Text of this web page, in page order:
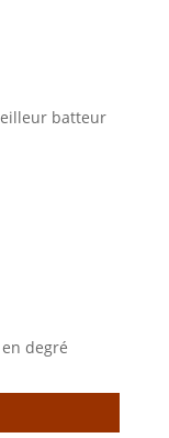
batteur
degré